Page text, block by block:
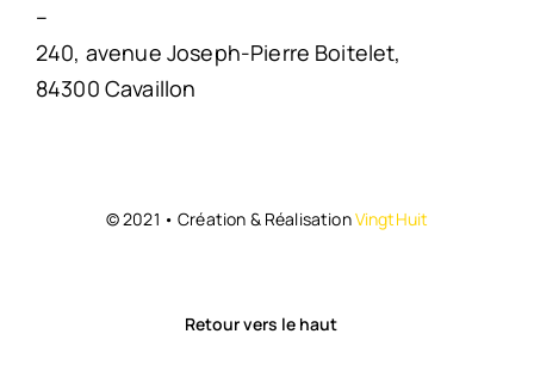
–
240, avenue Joseph-Pierre Boitelet,
84300 Cavaillon
© 2021 • Création & RéalisationVingtHuit
Retour vers le haut